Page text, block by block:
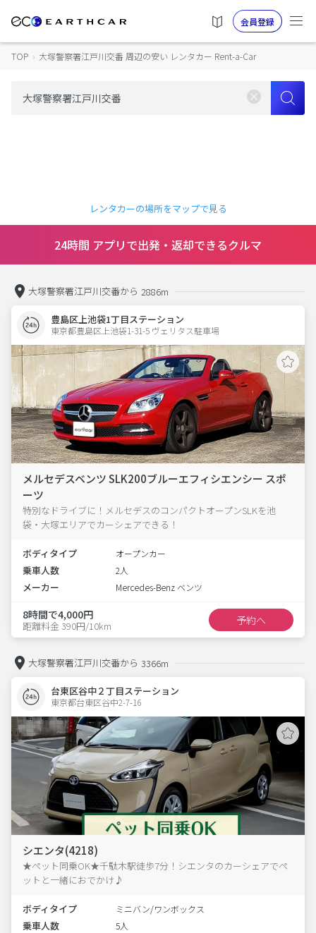
会員登録
TOP › 大塚警察署江戸川交番 周辺の安い レンタカー Rent-a-Car
レンタカーの場所をマップで見る
24時間 アプリで出発・返却できるクルマ
大塚警察署江戸川交番から 2886m
豊島区上池袋1丁目ステーション
東京都豊島区上池袋1-31-5 ヴェリタス駐車場
メルセデスベンツ SLK200ブルーエフィシエンシー スポ
ーツ
特別なドライブに！メルセデスのコンパクトオープンSLKを池
袋・大塚エリアでカーシェアできる！
ボディタイプ オープンカー
乗車人数 2人
メーカー Mercedes-Benz ベンツ
8時間で4,000円
距離料金 390円/10km 予約へ
大塚警察署江戸川交番から 3366m
台東区谷中２丁目ステーション
東京都台東区谷中2-7-16
シエンタ(4218)
★ペット同乗OK★千駄木駅徒歩7分！シエンタのカーシェアでペ
ットと一緒におでかけ♪
ボディタイプ ミニバン/ワンボックス
乗車人数 5人